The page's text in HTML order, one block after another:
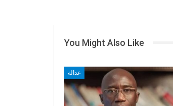
You Might Also Like
عدالة